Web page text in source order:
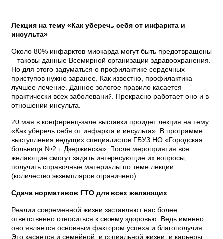
Лекция на тему «Как уберечь себя от инфаркта и
инсульта»
Около 80% инфарктов миокарда могут быть предотвращены
– таковы данные Всемирной организации здравоохранения.
Но для этого задуматься о профилактике сердечных
приступов нужно заранее. Как известно, профилактика –
лучшее лечение. Данное золотое правило касается
практически всех заболеваний. Прекрасно работает оно и в
отношении инсульта.
20 мая в конференц-зале выставки пройдет лекция на тему
«Как уберечь себя от инфаркта и инсульта». В программе:
выступления ведущих специалистов ГБУЗ НО «Городская
больница №2 г. Дзержинска». После мероприятия все
желающие смогут задать интересующие их вопросы,
получить справочные материалы по теме лекции
(количество экземпляров ограничено).
Сдача нормативов ГТО для всех желающих
Реалии современной жизни заставляют нас более
ответственно относиться к своему здоровью. Ведь именно
оно является основным фактором успеха и благополучия.
Это касается и семейной, и социальной жизни, и карьеры.